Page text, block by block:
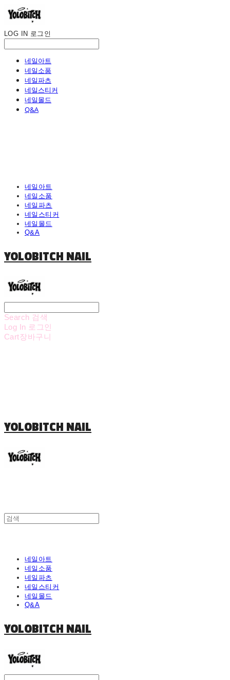
LOG IN 로그인
네일아트
네일소품
네일파츠
네일스티커
네일몰드
Q&A
네일아트
네일소품
네일파츠
네일스티커
네일몰드
Q&A
YOLOBITCH NAIL
Search 검색
Log In 로그인
Cart장바구니
YOLOBITCH NAIL
네일아트
네일소품
네일파츠
네일스티커
네일몰드
Q&A
YOLOBITCH NAIL